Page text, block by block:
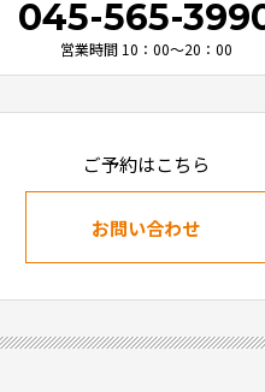
045-565-
営業時間 10：00～20：00
ご予約はこちら
お問い合わせ